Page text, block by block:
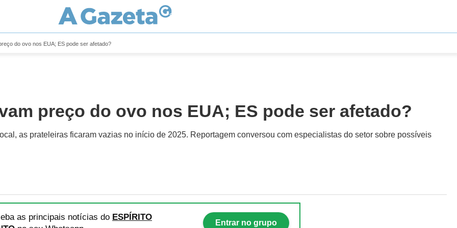
do ovo nos EUA; ES pode ser afetado?
preço do ovo nos EUA; ES pode ser afetado?
as prateleiras ficaram vazias no início de 2025. Reportagem conversou com especialistas do setor sobre possíveis
as principais notícias do ESPÍRITO
Entrar no grupo